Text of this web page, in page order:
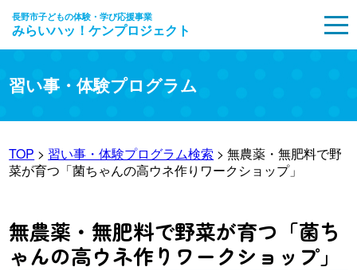
長野市子どもの体験・学び応援事業
みらいハッ！ケンプロジェクト
習い事・体験プログラム
TOP > 習い事・体験プログラム検索 > 無農薬・無肥料で野
菜が育つ「菌ちゃんの高ウネ作りワークショップ」
無農薬・無肥料で野菜が育つ「菌ち
ゃんの高ウネ作りワークショップ」